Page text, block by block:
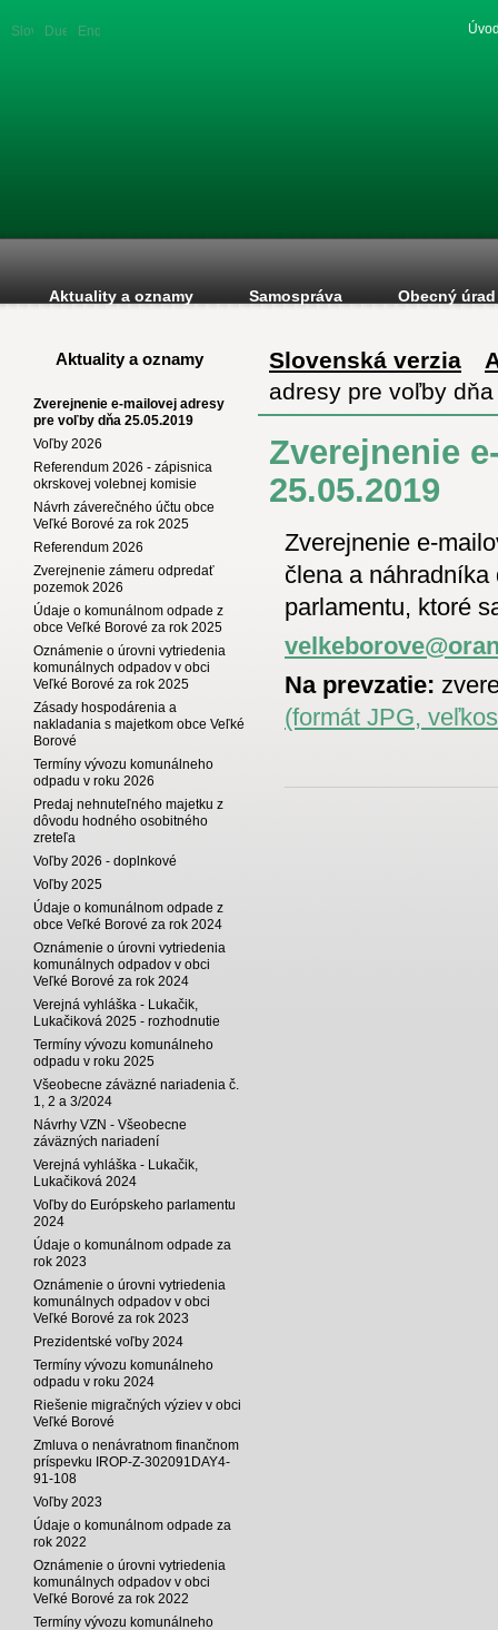
SlovenskáDuetsche
English
Aktuality a oznamy Samospráva Obecný úrad
Aktuality a oznamy
Zverejnenie e-mailovej adresy
pre voľby dňa 25.05.2019
Voľby 2026
Referendum 2026 - zápisnica
okrskovej volebnej komisie
Návrh záverečného účtu obce
Veľké Borové za rok 2025
Referendum 2026
Zverejnenie zámeru odpredať
pozemok 2026
Údaje o komunálnom odpade z
obce Veľké Borové za rok 2025
Oznámenie o úrovni vytriedenia
komunálnych odpadov v obci
Veľké Borové za rok 2025
Zásady hospodárenia a
nakladania s majetkom obce Veľké
Borové
Termíny vývozu komunálneho
odpadu v roku 2026
Predaj nehnuteľného majetku z
dôvodu hodného osobitného
zreteľa
Voľby 2026 - doplnkové
Voľby 2025
Údaje o komunálnom odpade z
obce Veľké Borové za rok 2024
Oznámenie o úrovni vytriedenia
komunálnych odpadov v obci
Veľké Borové za rok 2024
Verejná vyhláška - Lukačik,
Lukačiková 2025 - rozhodnutie
Termíny vývozu komunálneho
odpadu v roku 2025
Všeobecne záväzné nariadenia č.
1, 2 a 3/2024
Návrhy VZN - Všeobecne
záväzných nariadení
Verejná vyhláška - Lukačik,
Lukačiková 2024
Voľby do Európskeho parlamentu
2024
Údaje o komunálnom odpade za
rok 2023
Oznámenie o úrovni vytriedenia
komunálnych odpadov v obci
Veľké Borové za rok 2023
Prezidentské voľby 2024
Termíny vývozu komunálneho
odpadu v roku 2024
Riešenie migračných výziev v obci
Veľké Borové
Zmluva o nenávratnom finančnom
príspevku IROP-Z-302091DAY4-
91-108
Voľby 2023
Údaje o komunálnom odpade za
rok 2022
Oznámenie o úrovni vytriedenia
komunálnych odpadov v obci
Veľké Borové za rok 2022
Termíny vývozu komunálneho
Slovenská verzia
adresy pre voľby
Zverejnenie
25.05.2019
Zverejnenie e-
člena a
parlamentu, ktoré
Na prevzatie:
(formát JPG,